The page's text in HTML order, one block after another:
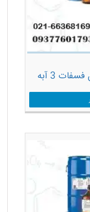
3 آبه